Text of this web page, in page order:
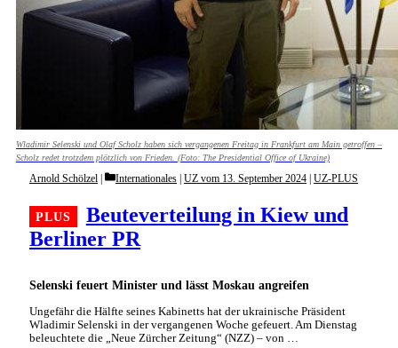
Wladimir Selenski und Olaf Scholz haben sich vergangenen Freitag in Frankfurt am Main getroffen –
Scholz redet trotzdem plötzlich von Frieden. (Foto: The Presidential Office of Ukraine)
Selenski feuert Minister und lässt Moskau angreifen
Beuteverteilung in Kiew und
Berliner PR
Arnold Schölzel Categories
Internationales UZ vom 13. September 2024 UZ-PLUS
Ungefähr die Hälfte seines Kabinetts hat der ukrainische Präsident
Wladimir Selenski in der vergangenen Woche gefeuert. Am Dienstag
beleuchtete die „Neue Zürcher Zeitung“ (NZZ) – von …